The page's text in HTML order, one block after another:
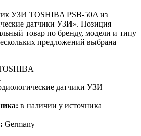
УЗИ TOSHIBA PSB-50A из
датчики УЗИ». Позиция
товар по бренду, модели и типу
предложений выбрана
датчики УЗИ
в наличии у источника
Germany